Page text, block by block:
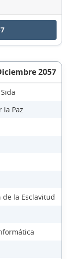
2057
la Paz
la Esclavitud